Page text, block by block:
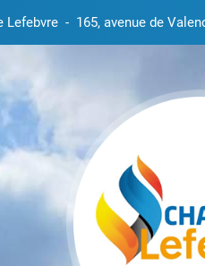
Lefebvre - 165, avenue de